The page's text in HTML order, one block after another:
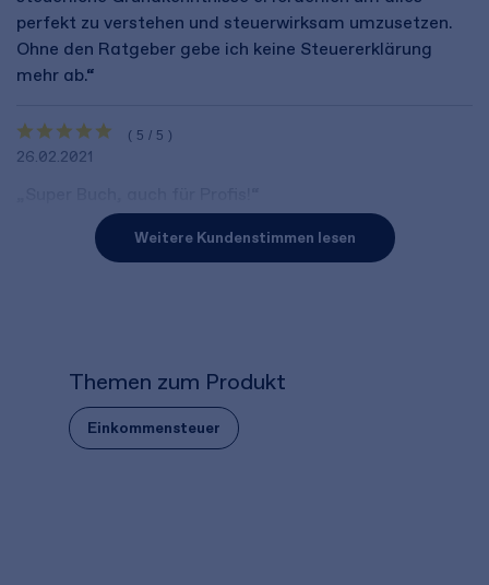
perfekt zu verstehen und steuerwirksam umzusetzen.
Ohne den Ratgeber gebe ich keine Steuererklärung
mehr ab.“
(5/5)
26.02.2021
Weitere Kundenstimmen lesen
Themen zum Produkt
Einkommensteuer